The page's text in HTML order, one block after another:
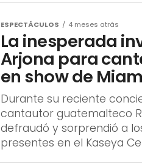
ESPECTÁCULOS 4 meses atrás
La inesperada
Arjona para
en show de
Durante su reciente
cantautor guatemalteco
defraudó y sorprendió a
presentes en el Kaseya